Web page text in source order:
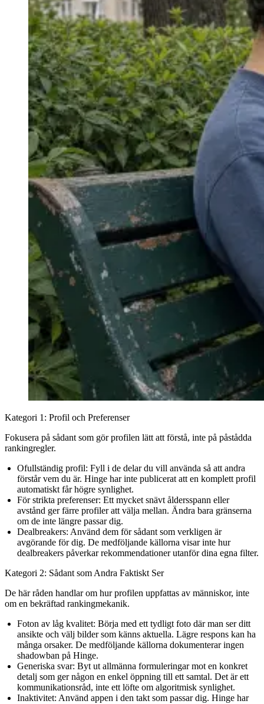
Kategori 1: Profil och Preferenser
Fokusera på sådant som gör profilen lätt att förstå, inte på påstådda
rankingregler.
Ofullständig profil: Fyll i de delar du vill använda så att andra
förstår vem du är. Hinge har inte publicerat att en komplett profil
automatiskt får högre synlighet.
För strikta preferenser: Ett mycket snävt åldersspann eller
avstånd ger färre profiler att välja mellan. Ändra bara gränserna
om de inte längre passar dig.
Dealbreakers: Använd dem för sådant som verkligen är
avgörande för dig. De medföljande källorna visar inte hur
dealbreakers påverkar rekommendationer utanför dina egna filter.
Kategori 2: Sådant som Andra Faktiskt Ser
De här råden handlar om hur profilen uppfattas av människor, inte
om en bekräftad rankingmekanik.
Foton av låg kvalitet: Börja med ett tydligt foto där man ser ditt
ansikte och välj bilder som känns aktuella. Lägre respons kan ha
många orsaker. De medföljande källorna dokumenterar ingen
shadowban på Hinge.
Generiska svar: Byt ut allmänna formuleringar mot en konkret
detalj som ger någon en enkel öppning till ett samtal. Det är ett
kommunikationsråd, inte ett löfte om algoritmisk synlighet.
Inaktivitet: Använd appen i den takt som passar dig. Hinge har